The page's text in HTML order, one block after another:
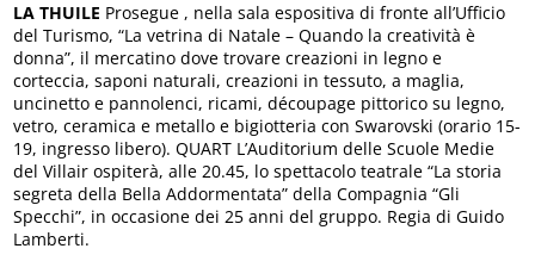
LA THUILE Prosegue , nella sala espositiva di fronte all’Ufficio
del Turismo, “La vetrina di Natale – Quando la creatività è
donna”, il mercatino dove trovare creazioni in legno e
corteccia, saponi naturali, creazioni in tessuto, a maglia,
uncinetto e pannolenci, ricami, découpage pittorico su legno,
vetro, ceramica e metallo e bigiotteria con Swarovski (orario 15-
19, ingresso libero). QUART L’Auditorium delle Scuole Medie
del Villair ospiterà, alle 20.45, lo spettacolo teatrale “La storia
segreta della Bella Addormentata” della Compagnia “Gli
Specchi”, in occasione dei 25 anni del gruppo. Regia di Guido
Lamberti.